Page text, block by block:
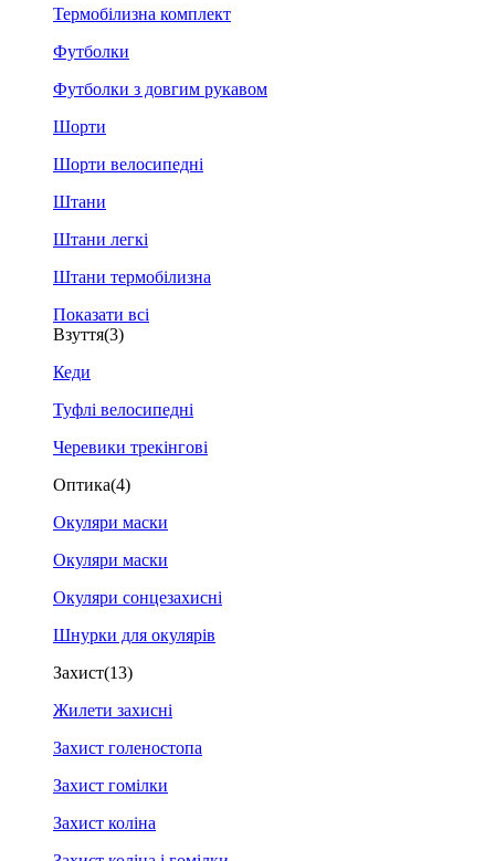
Термобілизна комплект
Футболки
Футболки з довгим рукавом
Шорти
Шорти велосипедні
Штани
Штани легкі
Штани термобілизна
Показати всі
Взуття(3)
Кеди
Туфлі велосипедні
Черевики трекінгові
Оптика(4)
Окуляри маски
Окуляри маски
Окуляри сонцезахисні
Шнурки для окулярів
Захист(13)
Жилети захисні
Захист голеностопа
Захист гомілки
Захист коліна